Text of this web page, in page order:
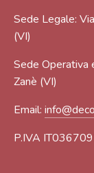
Sede Legale:
(VI)
Sede Operativa
Zanè (VI)
Email:
P.IVA